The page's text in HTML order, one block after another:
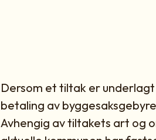
Dersom et tiltak er
betaling av
Avhengig av tiltakets art og